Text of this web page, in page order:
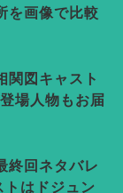
を画像で比較
関図キャスト
場人物もお届
終回ネタバレ
はドジュン